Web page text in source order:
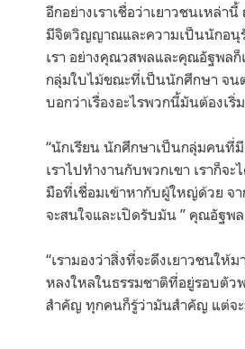
อีกอย่างเราเชื่อว่าเยาวชนเหล่า
มีจิตวิญญาณและความเป็นนักอนุ
เรา อย่างคุณวสพลและคุณอัฐพล
กลุ่มใบไม้ขณะที่เป็นนักศึกษา จน
บอกว่าเรื่องอะไรพวกนี้มันต้องเ
“นักเรียน นักศึกษาเป็นกลุ่มคนที่
เราไปทำงานกับพวกเขา เราก็จ
มือที่เชื่อมเข้าหากับผู้ใหญ่ด้วย จ
จะสนใจและเปิดรับมัน ” คุณอัฐพล
“เรามองว่าสิ่งที่จะดึงเยาวชนให้
หลงใหลในธรรมชาติที่อยู่รอบตัว
สำคัญ ทุกคนก็รู้ว่ามันสำคัญ แต่จ